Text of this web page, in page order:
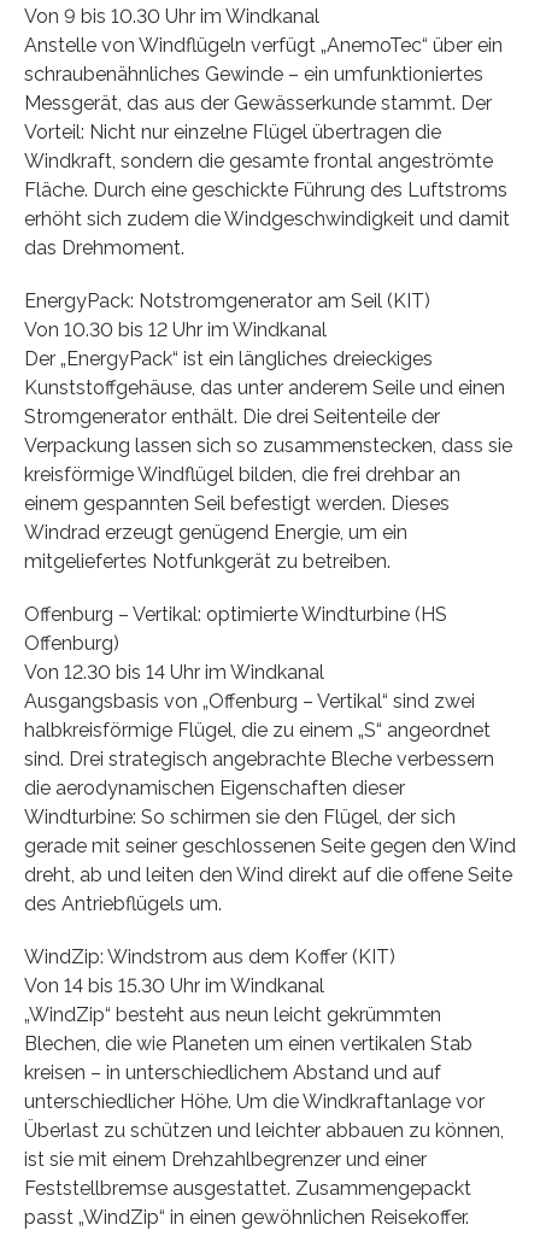
Von 9 bis 10.30 Uhr im Windkanal
Anstelle von Windflügeln verfügt „AnemoTec“ über ein
schraubenähnliches Gewinde – ein umfunktioniertes
Messgerät, das aus der Gewässerkunde stammt. Der
Vorteil: Nicht nur einzelne Flügel übertragen die
Windkraft, sondern die gesamte frontal angeströmte
Fläche. Durch eine geschickte Führung des Luftstroms
erhöht sich zudem die Windgeschwindigkeit und damit
das Drehmoment.
EnergyPack: Notstromgenerator am Seil (KIT)
Von 10.30 bis 12 Uhr im Windkanal
Der „EnergyPack“ ist ein längliches dreieckiges
Kunststoffgehäuse, das unter anderem Seile und einen
Stromgenerator enthält. Die drei Seitenteile der
Verpackung lassen sich so zusammenstecken, dass sie
kreisförmige Windflügel bilden, die frei drehbar an
einem gespannten Seil befestigt werden. Dieses
Windrad erzeugt genügend Energie, um ein
mitgeliefertes Notfunkgerät zu betreiben.
Offenburg – Vertikal: optimierte Windturbine (HS
Offenburg)
Von 12.30 bis 14 Uhr im Windkanal
Ausgangsbasis von „Offenburg – Vertikal“ sind zwei
halbkreisförmige Flügel, die zu einem „S“ angeordnet
sind. Drei strategisch angebrachte Bleche verbessern
die aerodynamischen Eigenschaften dieser
Windturbine: So schirmen sie den Flügel, der sich
gerade mit seiner geschlossenen Seite gegen den Wind
dreht, ab und leiten den Wind direkt auf die offene Seite
des Antriebflügels um.
WindZip: Windstrom aus dem Koffer (KIT)
Von 14 bis 15.30 Uhr im Windkanal
„WindZip“ besteht aus neun leicht gekrümmten
Blechen, die wie Planeten um einen vertikalen Stab
kreisen – in unterschiedlichem Abstand und auf
unterschiedlicher Höhe. Um die Windkraftanlage vor
Überlast zu schützen und leichter abbauen zu können,
ist sie mit einem Drehzahlbegrenzer und einer
Feststellbremse ausgestattet. Zusammengepackt
passt „WindZip“ in einen gewöhnlichen Reisekoffer.